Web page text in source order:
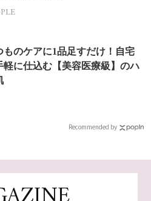
ものケアに1品足すだけ！自宅
軽に仕込む【美容医療級】のハ
Recommended by